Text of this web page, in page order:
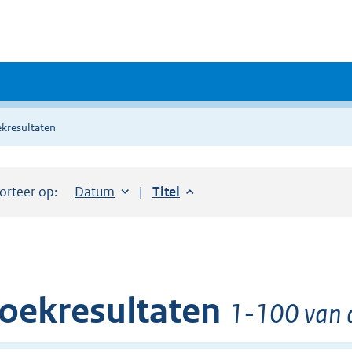
op: Sorteer op:
Datum aflopendSorteer op:
Titel aflopend
1-100 van